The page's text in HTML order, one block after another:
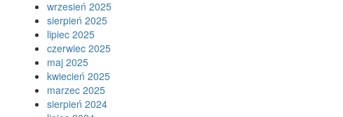
wrzesień 2025
sierpień 2025
lipiec 2025
czerwiec 2025
maj 2025
kwiecień 2025
marzec 2025
sierpień 2024